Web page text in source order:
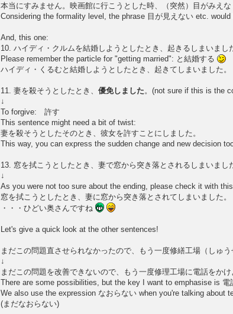
本当にすみません。映画館に行こうとした時、（突然）目がみえな
Considering the formality level, the phrase 目が見えない etc. would
And, this one:
10. ハイディ・クルムを結婚しようとしたとき、起きるしまいまし
Please remember the particle for "getting married": と結婚する
ハイディ・くるむと結婚しようとしたとき、起きてしまいました。
11. 妻を殺そうとしたとき、 優免しました 。(not sure if this is the
↓
To forgive: 許す
This sentence might need a bit of twist:
妻を殺そうとしたそのとき、彼女を許すことにしました。
This way, you can express the sudden change and new decision
13. 窓を拭こうとしたとき、妻で窓から突き落とされるしまいまし
↓
As you were not too sure about the ending, please check it with
窓を拭こうとしたとき、妻に窓から突き落とされてしまいました。
・・・ひどい奥さんですね
Let's give a quick look at the other sentences!
まだこの問題直させられなかったので、もう一度修繕工場（しゅ
↓
まだこの問題を改善できないので、もう一度修理工場に電話をかけ
There are some possibilities, but the key I want to emphasise is 電
We also use the expression なおらない when you're talking about
(まだなおらない)